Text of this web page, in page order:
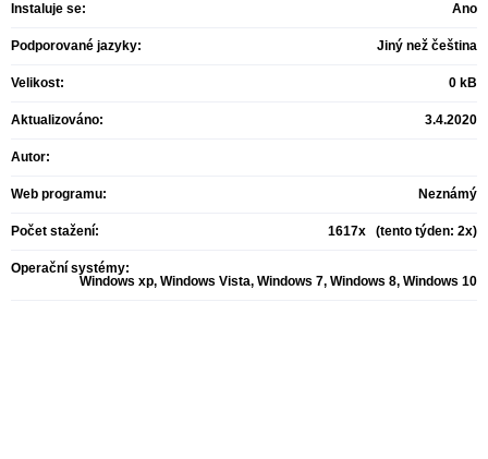
Instaluje se: Ano
Podporované jazyky: Jiný než čeština
Velikost: 0 kB
Aktualizováno: 3.4.2020
Autor:
Web programu: Neznámý
Počet stažení: 1617x (tento týden: 2x)
Operační systémy:
Windows xp, Windows Vista, Windows 7, Windows 8, Windows 10